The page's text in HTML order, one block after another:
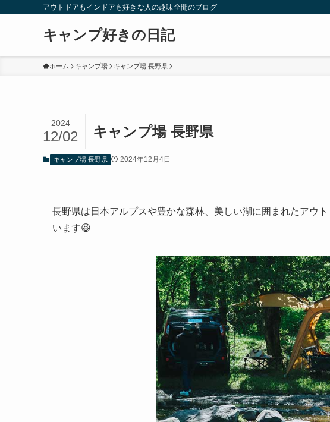
アウトドアもインドアも好きな人の趣味全開のブログ
キャンプ好きの日記
ホーム キャンプ場 キャンプ場 長野県
キャンプ場 長野県
2024
12/02
キャンプ場 長野県 2024年12月4日
長野県は日本アルプスや豊かな森林、美しい湖に囲まれたアウ
います😆